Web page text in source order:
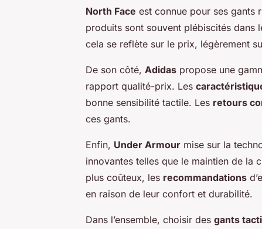
North Face est connue pour ses gants
produits sont souvent plébiscités dans
cela se reflète sur le prix, légèrement
De son côté, Adidas propose une
rapport qualité-prix. Les
bonne sensibilité tactile. Les retours
ces gants.
Enfin, Under Armour mise sur la
innovantes telles que le maintien de la
plus coûteux, les recommandations
en raison de leur confort et durabilité.
Dans l’ensemble, choisir des gants